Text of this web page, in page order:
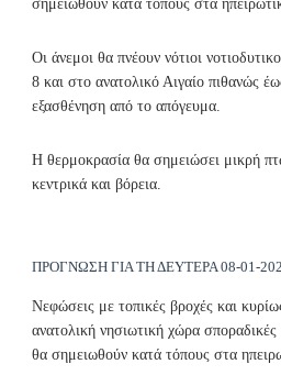
σημειωθούν κατά τόπους στα
Οι άνεμοι θα πνέουν νότιοι
8 και στο ανατολικό Αιγαίο πιθανώς
εξασθένηση από το απόγευμα.
Η θερμοκρασία θα σημειώσει μικρή
κεντρικά και βόρεια.
ΠΡΟΓΝΩΣΗ ΓΙΑ ΤΗ ΔΕΥΤΕΡΑ 08-01-
Νεφώσεις με τοπικές βροχές και
ανατολική νησιωτική χώρα σποραδικές
θα σημειωθούν κατά τόπους στα